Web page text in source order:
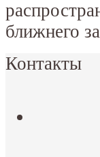
ближнего
Контакты